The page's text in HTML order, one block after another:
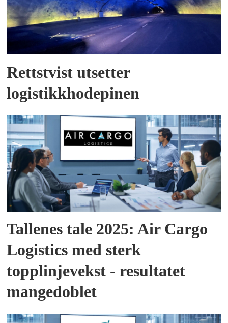
Rettstvist utsetter
logistikkhodepinen
Tallenes tale 2025: Air Cargo
Logistics med sterk
topplinjevekst - resultatet
mangedoblet